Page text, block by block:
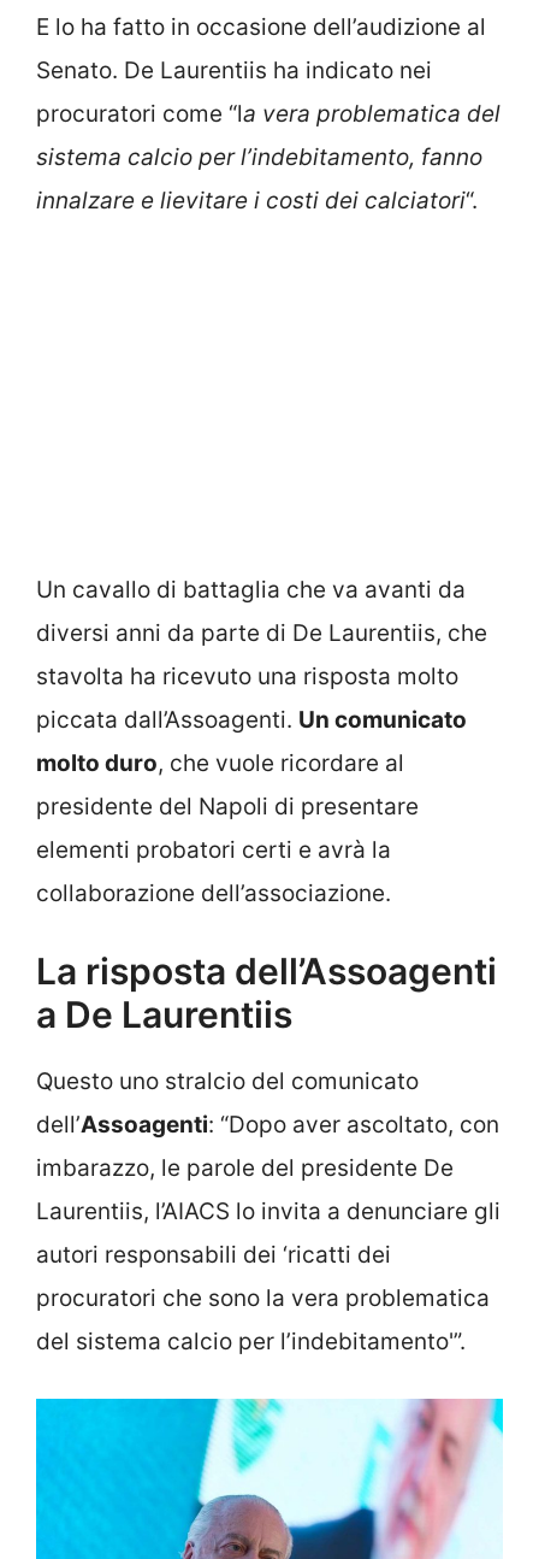
E lo ha fatto in occasione dell’audizione al
Senato. De Laurentiis ha indicato nei
procuratori come “la vera problematica del
sistema calcio per l’indebitamento, fanno
innalzare e lievitare i costi dei calciatori“.
Un cavallo di battaglia che va avanti da
diversi anni da parte di De Laurentiis, che
stavolta ha ricevuto una risposta molto
piccata dall’Assoagenti. Un comunicato
molto duro, che vuole ricordare al
presidente del Napoli di presentare
elementi probatori certi e avrà la
collaborazione dell’associazione.
La risposta dell’Assoagenti
a De Laurentiis
Questo uno stralcio del comunicato
dell’Assoagenti: “Dopo aver ascoltato, con
imbarazzo, le parole del presidente De
Laurentiis, l’AIACS lo invita a denunciare gli
autori responsabili dei ‘ricatti dei
procuratori che sono la vera problematica
del sistema calcio per l’indebitamento'”.